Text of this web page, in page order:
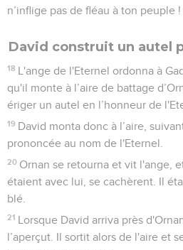
n’inflige pas de fléau à ton peuple !
David construit un autel
18 L'ange de l'Eternel ordonna à
qu'il monte à l’aire de battage
ériger un autel en l’honneur de
19 David monta donc à l’aire,
prononcée au nom de l'Eternel.
20 Ornan se retourna et vit l'ange,
étaient avec lui, se cachèrent. Il
blé.
21 Lorsque David arriva près
l’aperçut. Il sortit alors de l'aire et